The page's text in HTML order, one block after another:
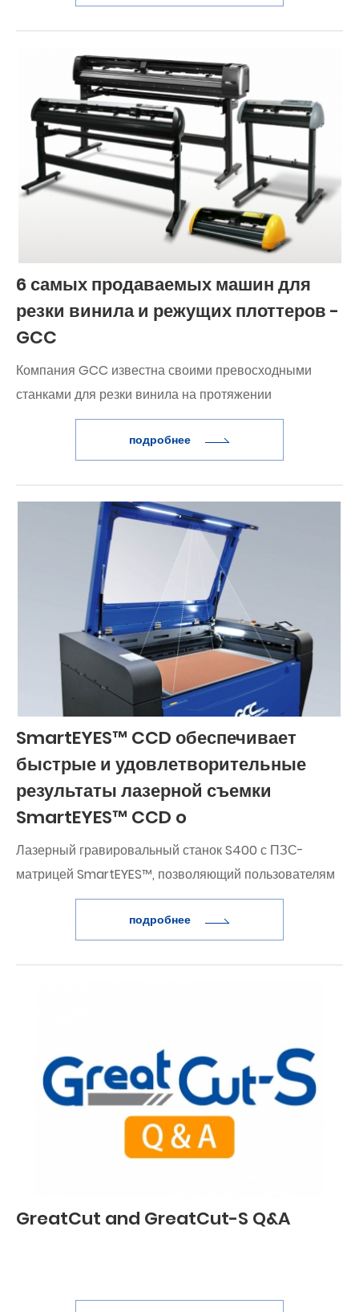
сможете найти материал, соответствующий вашим
потребностям, и добить
6 самых продаваемых машин для
резки винила и режущих плоттеров -
GCC
Компания GCC известна своими превосходными
станками для резки винила на протяжении
десятилетий с момента ее создания. Это
универсальный и полезный инструмент для широкого
спектра применений: от маркировки бутылок и банок
до профессиональной автомобильной
подробнее
SmartEYES™ CCD обеспечивает
быстрые и удовлетворительные
результаты лазерной съемки
SmartEYES™ CCD o
Лазерный гравировальный станок S400 с ПЗС-
матрицей SmartEYES™, позволяющий пользователям
быстро позиционировать и выполнять лазерную
гравировку и резку, повышая рентабельность.
подробнее
GreatCut and GreatCut-S Q&A